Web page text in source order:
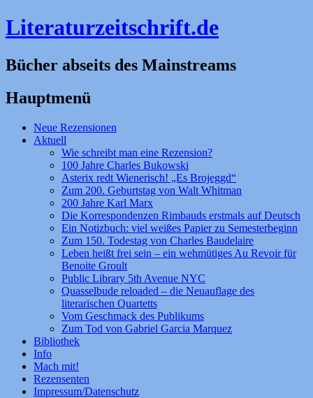
Literaturzeitschrift.de
Bücher abseits des Mainstreams
Hauptmenü
Zum
Inhalt
Neue Rezensionen
Aktuell
Wie schreibt man eine Rezension?
100 Jahre Charles Bukowski
Asterix redt Wienerisch! „Es Brojeggd“
Zum 200. Geburtstag von Walt Whitman
200 Jahre Karl Marx
Die Korrespondenzen Rimbauds erstmals auf Deutsch
Ein Notizbuch: viel weißes Papier zu Semesterbeginn
Zum 150. Todestag von Charles Baudelaire
Leben heißt frei sein – ein wehmütiges Au Revoir für
Benoite Groult
Public Library 5th Avenue NYC
Quasselbude reloaded – die Neuauflage des
literarischen Quartetts
Vom Geschmack des Publikums
Zum Tod von Gabriel Garcia Marquez
Bibliothek
Info
Mach mit!
Rezensenten
Impressum/Datenschutz